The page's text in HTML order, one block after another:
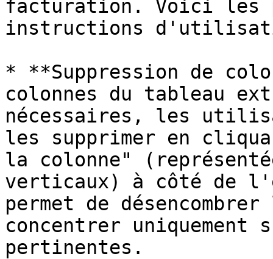
facturation. Voici les
instructions
* **Suppression de
colonnes du tableau
nécessaires, les
les supprimer en
la colonne"
verticaux) à côté de
permet de
concentrer
pertinentes.